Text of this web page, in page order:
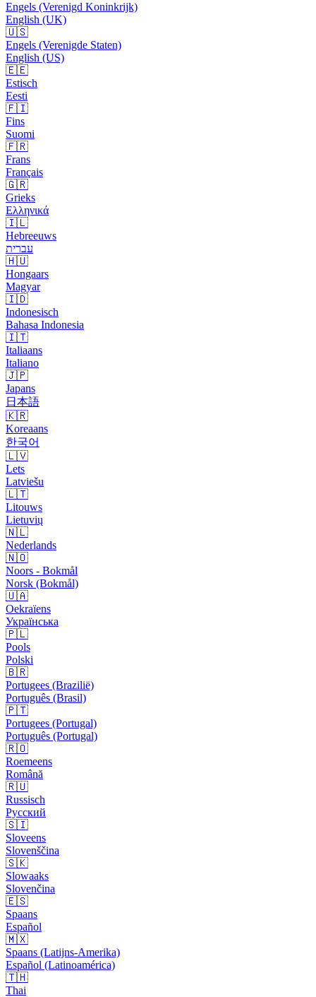
Engels (Verenigd Koninkrijk)
English (UK)
🇺🇸
Engels (Verenigde Staten)
English (US)
🇪🇪
Estisch
Eesti
🇫🇮
Fins
Suomi
🇫🇷
Frans
Français
🇬🇷
Grieks
Ελληνικά
🇮🇱
Hebreeuws
עברית
🇭🇺
Hongaars
Magyar
🇮🇩
Indonesisch
Bahasa Indonesia
🇮🇹
Italiaans
Italiano
🇯🇵
Japans
日本語
🇰🇷
Koreaans
한국어
🇱🇻
Lets
Latviešu
🇱🇹
Litouws
Lietuvių
🇳🇱
Nederlands
🇳🇴
Noors - Bokmål
Norsk (Bokmål)
🇺🇦
Oekraïens
Українська
🇵🇱
Pools
Polski
🇧🇷
Portugees (Brazilië)
Português (Brasil)
🇵🇹
Portugees (Portugal)
Português (Portugal)
🇷🇴
Roemeens
Română
🇷🇺
Russisch
Русский
🇸🇮
Sloveens
Slovenščina
🇸🇰
Slowaaks
Slovenčina
🇪🇸
Spaans
Español
🇲🇽
Spaans (Latijns-Amerika)
Español (Latinoamérica)
🇹🇭
Thai